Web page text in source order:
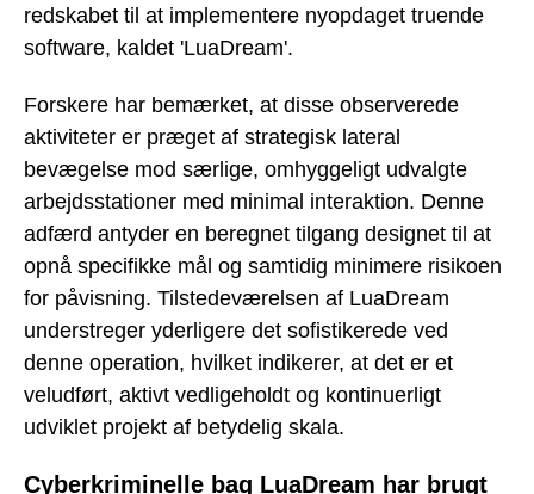
redskabet til at implementere nyopdaget truende
software, kaldet 'LuaDream'.
Forskere har bemærket, at disse observerede
aktiviteter er præget af strategisk lateral
bevægelse mod særlige, omhyggeligt udvalgte
arbejdsstationer med minimal interaktion. Denne
adfærd antyder en beregnet tilgang designet til at
opnå specifikke mål og samtidig minimere risikoen
for påvisning. Tilstedeværelsen af LuaDream
understreger yderligere det sofistikerede ved
denne operation, hvilket indikerer, at det er et
veludført, aktivt vedligeholdt og kontinuerligt
udviklet projekt af betydelig skala.
Cyberkriminelle bag LuaDream har brugt